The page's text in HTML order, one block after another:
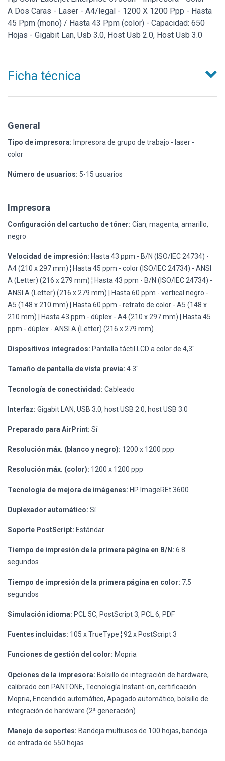
A Dos Caras - Laser - A4/legal - 1200 X 1200 Ppp - Hasta
45 Ppm (mono) / Hasta 43 Ppm (color) - Capacidad: 650
Hojas - Gigabit Lan, Usb 3.0, Host Usb 2.0, Host Usb 3.0
Ficha técnica
General
Tipo de impresora: Impresora de grupo de trabajo - laser -
color
Número de usuarios: 5-15 usuarios
Impresora
Configuración del cartucho de tóner: Cian, magenta, amarillo,
negro
Velocidad de impresión: Hasta 43 ppm - B/N (ISO/IEC 24734) -
A4 (210 x 297 mm) ¦ Hasta 45 ppm - color (ISO/IEC 24734) - ANSI
A (Letter) (216 x 279 mm) ¦ Hasta 43 ppm - B/N (ISO/IEC 24734) -
ANSI A (Letter) (216 x 279 mm) ¦ Hasta 60 ppm - vertical negro -
A5 (148 x 210 mm) ¦ Hasta 60 ppm - retrato de color - A5 (148 x
210 mm) ¦ Hasta 43 ppm - dúplex - A4 (210 x 297 mm) ¦ Hasta 45
ppm - dúplex - ANSI A (Letter) (216 x 279 mm)
Dispositivos integrados: Pantalla táctil LCD a color de 4,3"
Tamaño de pantalla de vista previa: 4.3"
Tecnología de conectividad: Cableado
Interfaz: Gigabit LAN, USB 3.0, host USB 2.0, host USB 3.0
Preparado para AirPrint: Sí
Resolución máx. (blanco y negro): 1200 x 1200 ppp
Resolución máx. (color): 1200 x 1200 ppp
Tecnología de mejora de imágenes: HP ImageREt 3600
Duplexador automático: Sí
Soporte PostScript: Estándar
Tiempo de impresión de la primera página en B/N: 6.8
segundos
Tiempo de impresión de la primera página en color: 7.5
segundos
Simulación idioma: PCL 5C, PostScript 3, PCL 6, PDF
Fuentes incluidas: 105 x TrueType ¦ 92 x PostScript 3
Funciones de gestión del color: Mopria
Opciones de la impresora: Bolsillo de integración de hardware,
calibrado con PANTONE, Tecnología Instant-on, certificación
Mopria, Encendido automático, Apagado automático, bolsillo de
integración de hardware (2ª generación)
Manejo de soportes: Bandeja multiusos de 100 hojas, bandeja
de entrada de 550 hojas